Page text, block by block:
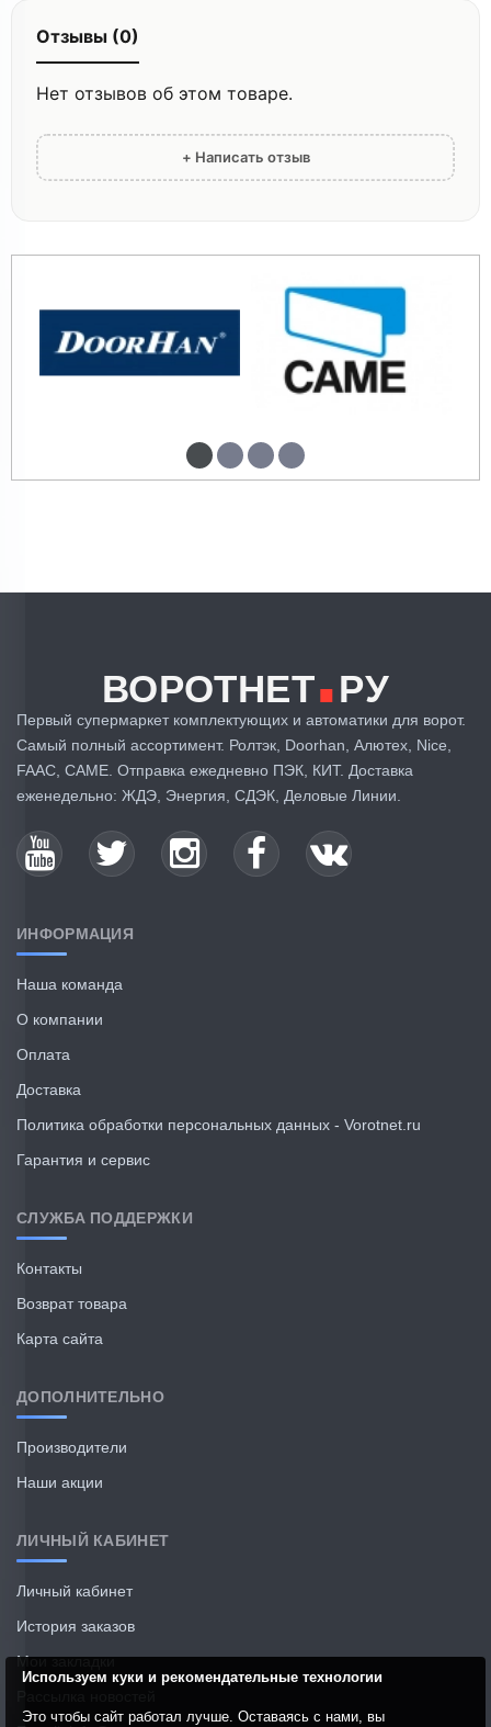
Отзывы (0)
Нет отзывов об этом товаре.
+ Написать отзыв
ВОРОТНЕТ.РУ
Первый супермаркет комплектующих и автоматики для ворот.
Самый полный ассортимент. Ролтэк, Doorhan, Алютех, Nice,
FAAC, CAME. Отправка ежедневно ПЭК, КИТ. Доставка
еженедельно: ЖДЭ, Энергия, СДЭК, Деловые Линии.
ИНФОРМАЦИЯ
Наша команда
О компании
Оплата
Доставка
Политика обработки персональных данных - Vorotnet.ru
Гарантия и сервис
СЛУЖБА ПОДДЕРЖКИ
Контакты
Возврат товара
Карта сайта
ДОПОЛНИТЕЛЬНО
Производители
Наши акции
ЛИЧНЫЙ КАБИНЕТ
Личный кабинет
История заказов
Мои закладки
Используем куки и рекомендательные технологии
Это чтобы сайт работал лучше. Оставаясь с нами, вы